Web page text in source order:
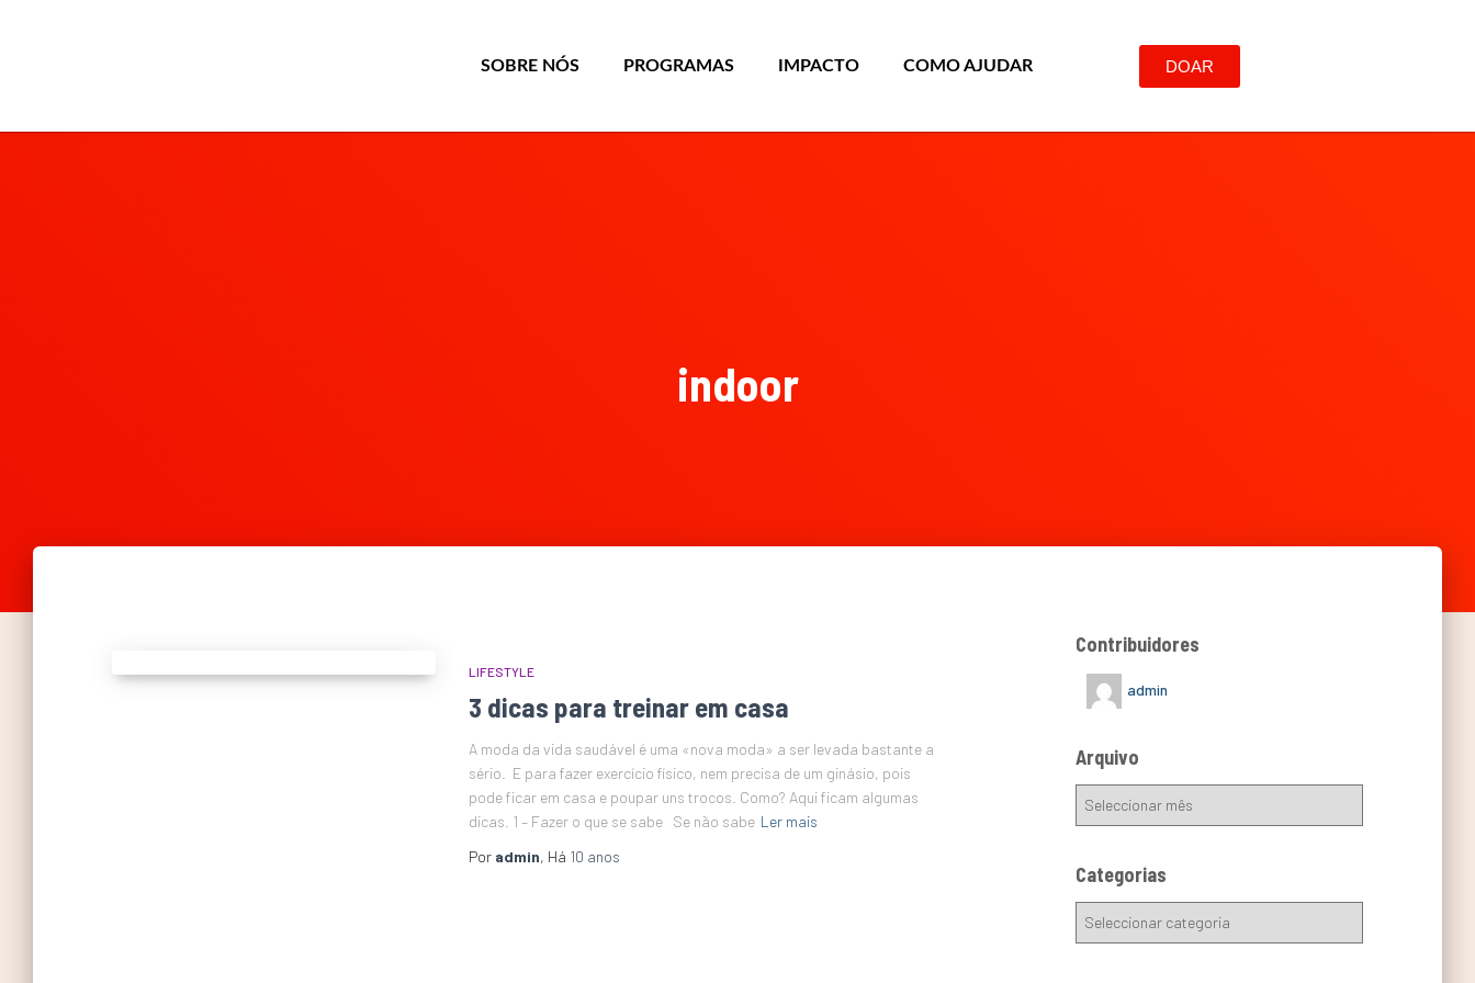
SOBRE NÓS PROGRAMAS IMPACTO COMO AJUDAR DOAR
indoor
LIFESTYLE
3 dicas para treinar em casa
A moda da vida saudável é uma «nova moda» a ser levada bastante a
sério. E para fazer exercício físico, nem precisa de um ginásio, pois
pode ficar em casa e poupar uns trocos. Como? Aqui ficam algumas
dicas. 1 – Fazer o que se sabe Se não sabe Ler mais
Por admin, Há 10 anos
Contribuidores
admin
Arquivo
Categorias